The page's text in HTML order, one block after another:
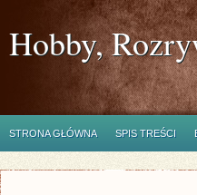
Hobby,
STRONA GŁÓWNA SPIS TREŚCI